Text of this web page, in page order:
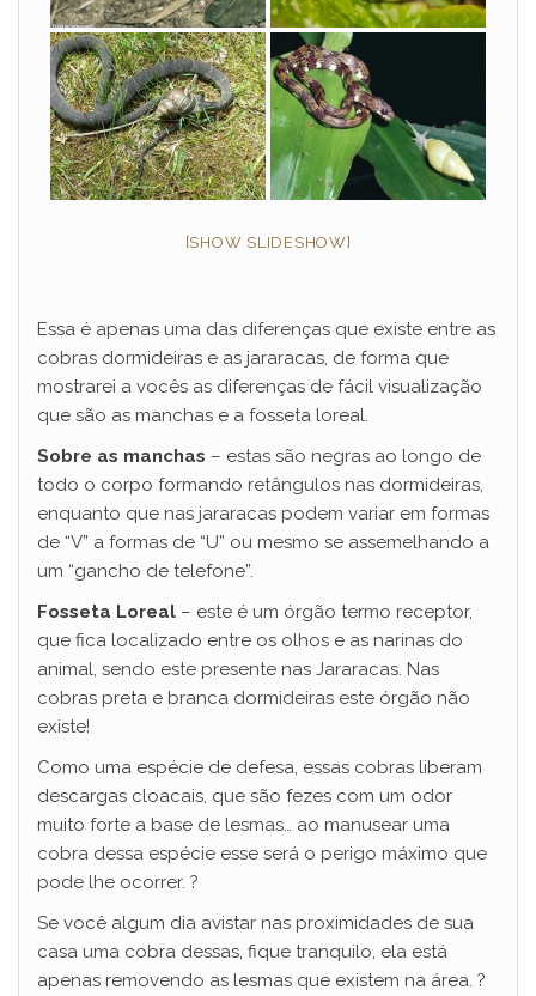
[SHOW SLIDESHOW]
Essa é apenas uma das diferenças que existe entre as
cobras dormideiras e as jararacas, de forma que
mostrarei a vocês as diferenças de fácil visualização
que são as manchas e a fosseta loreal.
Sobre as manchas – estas são negras ao longo de
todo o corpo formando retângulos nas dormideiras,
enquanto que nas jararacas podem variar em formas
de “V” a formas de “U” ou mesmo se assemelhando a
um “gancho de telefone”.
Fosseta Loreal – este é um órgão termo receptor,
que fica localizado entre os olhos e as narinas do
animal, sendo este presente nas Jararacas. Nas
cobras preta e branca dormideiras este órgão não
existe!
Como uma espécie de defesa, essas cobras liberam
descargas cloacais, que são fezes com um odor
muito forte a base de lesmas… ao manusear uma
cobra dessa espécie esse será o perigo máximo que
pode lhe ocorrer. ?
Se você algum dia avistar nas proximidades de sua
casa uma cobra dessas, fique tranquilo, ela está
apenas removendo as lesmas que existem na área. ?